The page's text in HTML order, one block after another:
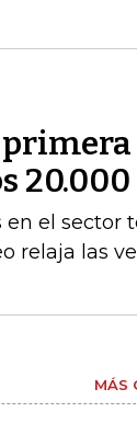
el sector
relaja las
MÁS